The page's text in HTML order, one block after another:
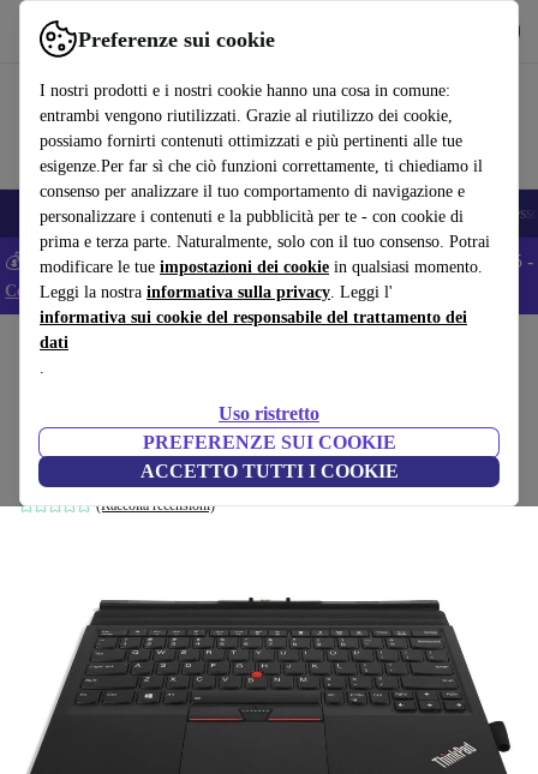
Preferenze sui cookie
I nostri prodotti e i nostri cookie hanno una cosa in comune:
entrambi vengono riutilizzati. Grazie al riutilizzo dei cookie,
possiamo fornirti contenuti ottimizzati e più pertinenti alle tue
esigenze.Per far sì che ciò funzioni correttamente, ti chiediamo il
consenso per analizzare il tuo comportamento di navigazione e
personalizzare i contenuti e la pubblicità per te - con cookie di
prima e terza parte. Naturalmente, solo con il tuo consenso. Potrai
modificare le tue impostazioni dei cookie in qualsiasi momento.
Leggi la nostra informativa sulla privacy. Leggi l'
informativa sui cookie del responsabile del trattamento dei
dati
.
Uso ristretto
PREFERENZE SUI COOKIE
ACCETTO TUTTI I COOKIE
Usa refurbed in modo rapido e semplice
🎒 Back to school Smartphone Portatili Tablet Smartwatch
💰 Extra -5% su tutti gli smartphone Android - Codice: ANDROID5 -
Condizioni
Home
Lenovo ThinkPad X1 Tablet
Tastiera G2
Nero | IT
(Raccolta recensioni)
120,00 €
169,00 €